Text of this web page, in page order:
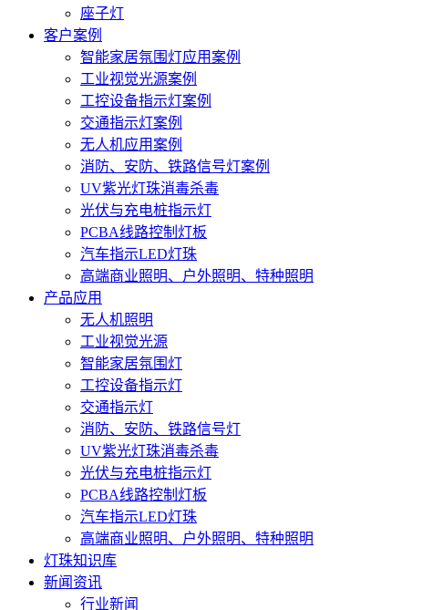
座子灯
客户案例
智能家居氛围灯应用案例
工业视觉光源案例
工控设备指示灯案例
交通指示灯案例
无人机应用案例
消防、安防、铁路信号灯案例
UV紫光灯珠消毒杀毒
光伏与充电桩指示灯
PCBA线路控制灯板
汽车指示LED灯珠
高端商业照明、户外照明、特种照明
产品应用
无人机照明
工业视觉光源
智能家居氛围灯
工控设备指示灯
交通指示灯
消防、安防、铁路信号灯
UV紫光灯珠消毒杀毒
光伏与充电桩指示灯
PCBA线路控制灯板
汽车指示LED灯珠
高端商业照明、户外照明、特种照明
灯珠知识库
新闻资讯
行业新闻